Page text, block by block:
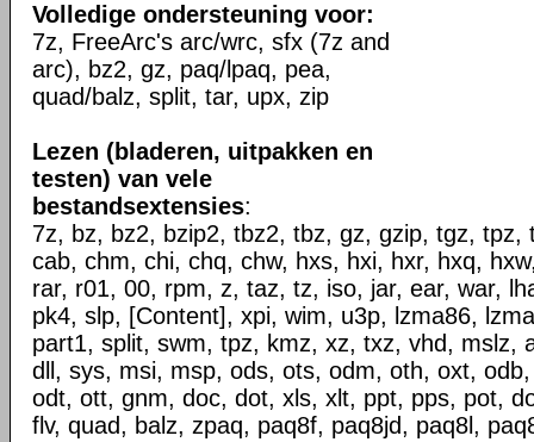
Volledige ondersteuning voor:
7z, FreeArc's arc/wrc, sfx (7z and
arc), bz2, gz, paq/lpaq, pea,
quad/balz, split, tar, upx, zip
Lezen (bladeren, uitpakken en
testen) van vele
bestandsextensies:
7z, bz, bz2, bzip2, tbz2, tbz, gz, gzip, tgz, tpz,
cab, chm, chi, chq, chw, hxs, hxi, hxr, hxq,
rar, r01, 00, rpm, z, taz, tz, iso, jar, ear, war,
pk4, slp, [Content], xpi, wim, u3p, lzma86,
part1, split, swm, tpz, kmz, xz, txz, vhd, mslz,
dll, sys, msi, msp, ods, ots, odm, oth, oxt,
odt, ott, gnm, doc, dot, xls, xlt, ppt, pps, pot,
flv, quad, balz, zpaq, paq8f, paq8jd, paq8l,